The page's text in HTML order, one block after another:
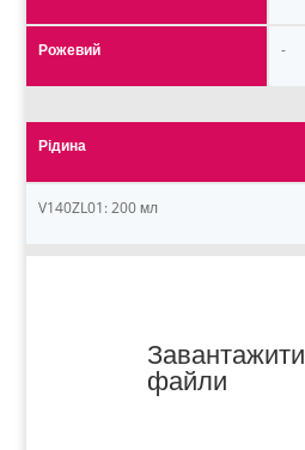
Рожевий -
Рідина
V140ZL01: 200 мл
Завантажити
файли